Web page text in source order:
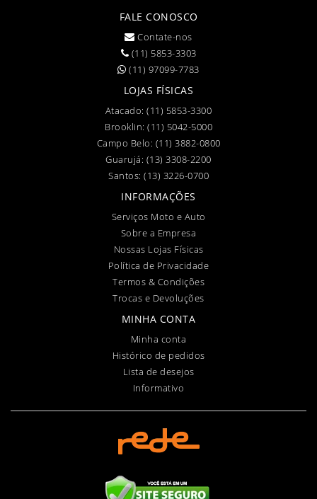
FALE CONOSCO
Contate-nos
(11) 5853-3303
(11) 97099-7783
LOJAS FÍSICAS
Atacado:(11) 5853-3300
Brooklin: (11) 5042-5000
Campo Belo: (11) 3882-0800
Guarujá: (13) 3308-2200
Santos: (13) 3226-0700
INFORMAÇÕES
Serviços Moto e Auto
Sobre a Empresa
Nossas Lojas Físicas
Política de Privacidade
Termos & Condições
Trocas e Devoluções
MINHA CONTA
Minha conta
Histórico de pedidos
Lista de desejos
Informativo